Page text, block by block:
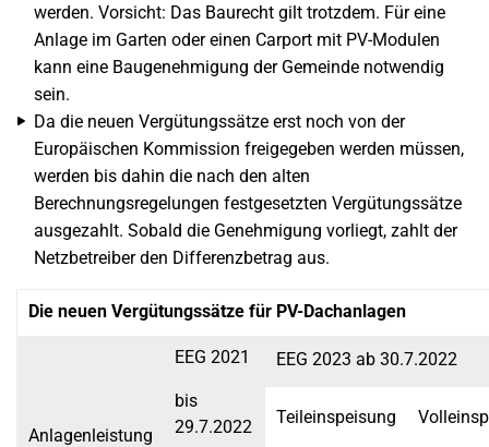
werden. Vorsicht: Das Baurecht gilt trotzdem. Für eine
Anlage im Garten oder einen Carport mit PV-Modulen
kann eine Baugenehmigung der Gemeinde notwendig
sein.
Da die neuen Vergütungssätze erst noch von der
Europäischen Kommission freigegeben werden müssen,
werden bis dahin die nach den alten
Berechnungsregelungen festgesetzten Vergütungssätze
ausgezahlt. Sobald die Genehmigung vorliegt, zahlt der
Netzbetreiber den Differenzbetrag aus.
Die neuen Vergütungssätze für PV-Dachanlagen
Anlagenleistung
EEG 2021
bis
29.7.2022
EEG 2023 ab 30.7.2022
Teileinspeisung